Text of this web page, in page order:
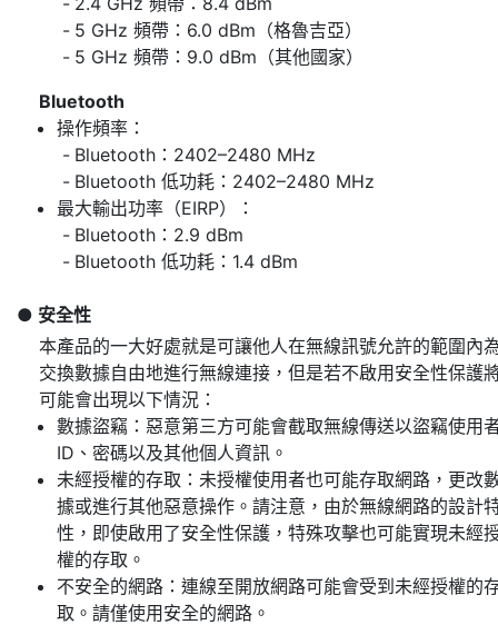
5 GHz 頻帶：6.0 dBm（格魯吉亞）
5 GHz 頻帶：9.0 dBm（其他國家）
Bluetooth
操作頻率：
Bluetooth：2402–2480 MHz
Bluetooth 低功耗：2402–2480 MHz
最大輸出功率（EIRP）：
Bluetooth：2.9 dBm
Bluetooth 低功耗：1.4 dBm
安全性
本產品的一大好處就是可讓他人在無線訊號允許的範圍內
交換數據自由地進行無線連接，但是若不啟用安全性保護
可能會出現以下情況：
數據盜竊：惡意第三方可能會截取無線傳送以盜竊使用
ID、密碼以及其他個人資訊。
未經授權的存取：未授權使用者也可能存取網路，更改
據或進行其他惡意操作。請注意，由於無線網路的設計
性，即使啟用了安全性保護，特殊攻擊也可能實現未經
權的存取。
不安全的網路：連線至開放網路可能會受到未經授權的
取。請僅使用安全的網路。